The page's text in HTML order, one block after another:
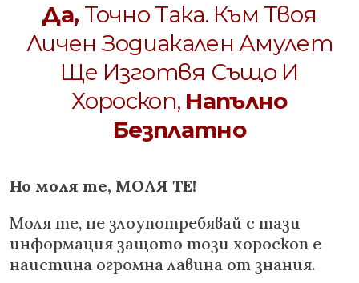
Да, Точно Така. Към Твоя
Личен Зодиакален Амулет
Ще Изготвя Също И
Хороскоп, Напълно
Безплатно
Но моля те, МОЛЯ ТЕ!
Моля те, не злоупотребявай с тази
информация защото този хороскоп е
наистина огромна лавина от знания.